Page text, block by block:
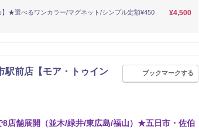
】★選べるワンカラー/マグネット/シンプル定額¥450
¥4,500
駅前店【モア・トゥイン
ブックマークする
8店舗展開（並木/緑井/東広島/福山）★五日市・佐伯